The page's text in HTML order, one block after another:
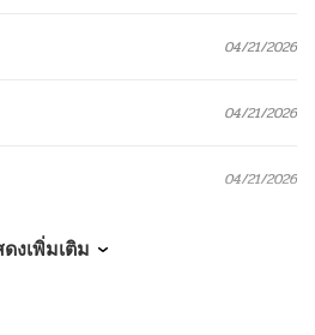
04/21/2026
04/21/2026
04/21/2026
งเพิ่มเติม